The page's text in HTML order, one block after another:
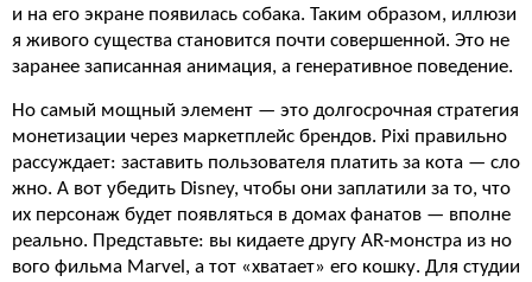
и на его экране появилась собака. Таким образом, иллюзи
я живого существа становится почти совершенной. Это не
заранее записанная анимация, а генеративное поведение.
Но самый мощный элемент — это долгосрочная стратегия
монетизации через маркетплейс брендов. Pixi правильно
рассуждает: заставить пользователя платить за кота — сло
жно. А вот убедить Disney, чтобы они заплатили за то, что
их персонаж будет появляться в домах фанатов — вполне
реально. Представьте: вы кидаете другу AR-монстра из но
вого фильма Marvel, а тот «хватает» его кошку. Для студии